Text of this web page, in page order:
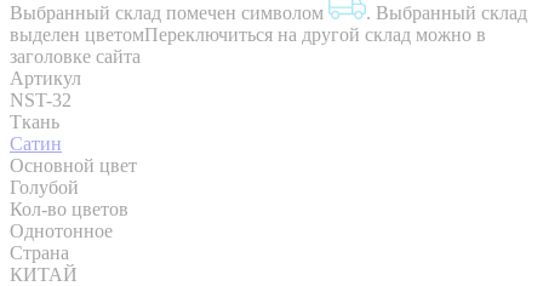
Выбранный склад помечен символом . Выбранный склад
выделен цветомПереключиться на другой склад можно в
заголовке сайта
Артикул
NST-32
Ткань
Сатин
Основной цвет
Голубой
Кол-во цветов
Однотонное
Страна
КИТАЙ